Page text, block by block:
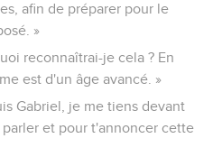
afin de préparer pour le
»
reconnaîtrai-je cela ? En
est d'un âge avancé. »
Gabriel, je me tiens devant
et pour t'annoncer cette